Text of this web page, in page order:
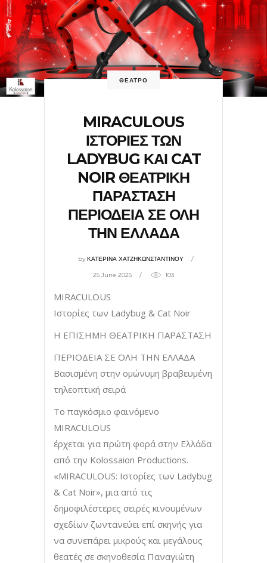
ΘΕΑΤΡΟ
MIRACULOUS
ΙΣΤΟΡΙΕΣ ΤΩΝ
LADYBUG ΚΑΙ CAT
NOIR ΘΕΑΤΡΙΚΗ
ΠΑΡΑΣΤΑΣΗ
ΠΕΡΙΟΔΕΙΑ ΣΕ ΟΛΗ
ΤΗΝ ΕΛΛΑΔΑ
byΚΑΤΕΡΙΝΑ ΧΑΤΖΗΚΩΝΣΤΑΝΤΙΝΟΥ
25 June 2025 103
MIRACULOUS
Ιστορίες των Ladybug & Cat Noir
Η ΕΠΙΣΗΜΗ ΘΕΑΤΡΙΚΗ ΠΑΡΑΣΤΑΣΗ
ΠΕΡΙΟΔΕΙΑ ΣΕ ΟΛΗ ΤΗΝ ΕΛΛΑΔΑ
Βασισμένη στην ομώνυμη βραβευμένη
τηλεοπτική σειρά
Το παγκόσμιο φαινόμενο
MIRACULOUS
έρχεται για πρώτη φορά στην Ελλάδα
από την Kolossaion Productions.
«MIRACULOUS: Ιστορίες των Ladybug
& Cat Noir», μια από τις
δημοφιλέστερες σειρές κινουμένων
σχεδίων ζωντανεύει επί σκηνής για
να συνεπάρει μικρούς και μεγάλους
θεατές σε σκηνοθεσία Παναγιώτη